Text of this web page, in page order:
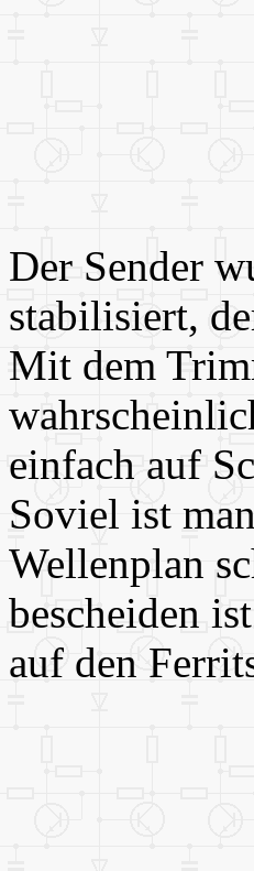
Der Sender
stabilisiert,
Mit dem
einfach auf
Soviel ist
Wellenplan
bescheiden
auf den